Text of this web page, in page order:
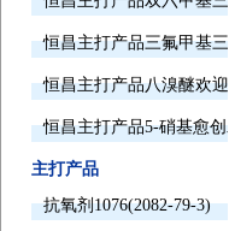
恒昌主打产品三氟甲基
恒昌主打产品八溴醚欢迎
恒昌主打产品5-硝基愈
主打产品
抗氧剂1076(2082-79-3)